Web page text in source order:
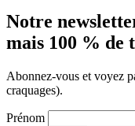
Notre
mais 100 % de
Abonnez-vous et voyez
craquages).
Prénom